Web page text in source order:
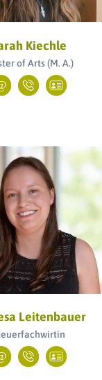
Kiechle
of Arts (M. A.)
Leitenbauer